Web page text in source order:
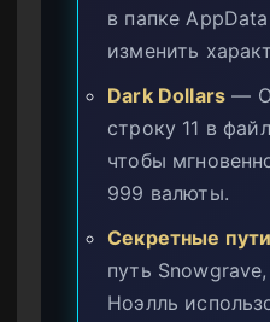
в папке
изменить
Dark Dollars —
строку 11 в
чтобы
999 валюты.
Секретные пути
путь
Ноэлль